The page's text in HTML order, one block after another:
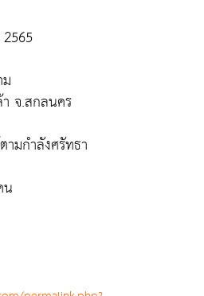
จ.สกลนคร
มกำลังศรัทธา
น